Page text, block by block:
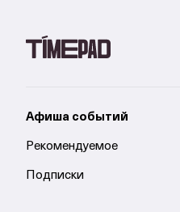
Афиша событий
Рекомендуемое
Подписки